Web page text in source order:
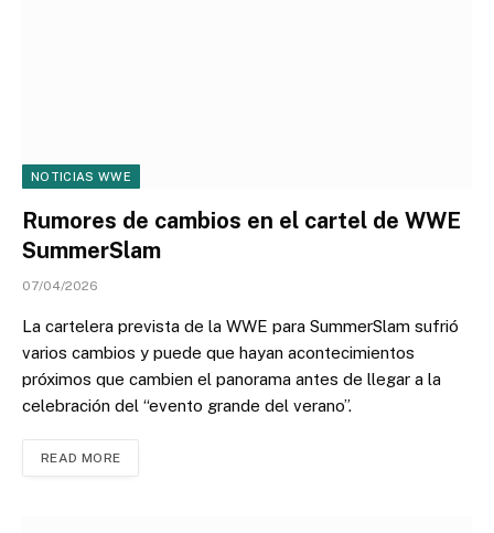
NOTICIAS WWE
Rumores de cambios en el cartel de WWE
SummerSlam
07/04/2026
La cartelera prevista de la WWE para SummerSlam sufrió
varios cambios y puede que hayan acontecimientos
próximos que cambien el panorama antes de llegar a la
celebración del “evento grande del verano”.
READ MORE